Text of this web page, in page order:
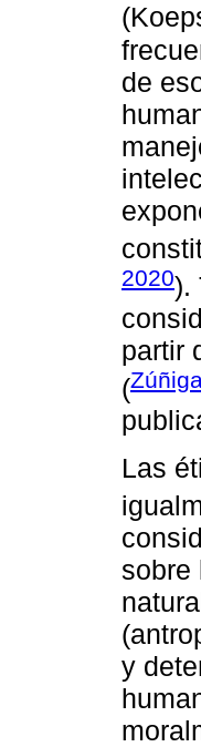
de
2020).
partir
(
Las
sobre
y